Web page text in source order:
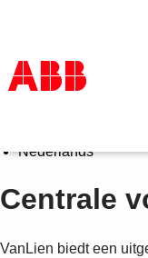
Products &
Services
Verkoopkanalen
Nederlands
Centrale
VanLien biedt een